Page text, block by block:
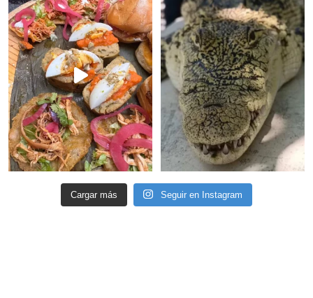
Cargar más Seguir en Instagram